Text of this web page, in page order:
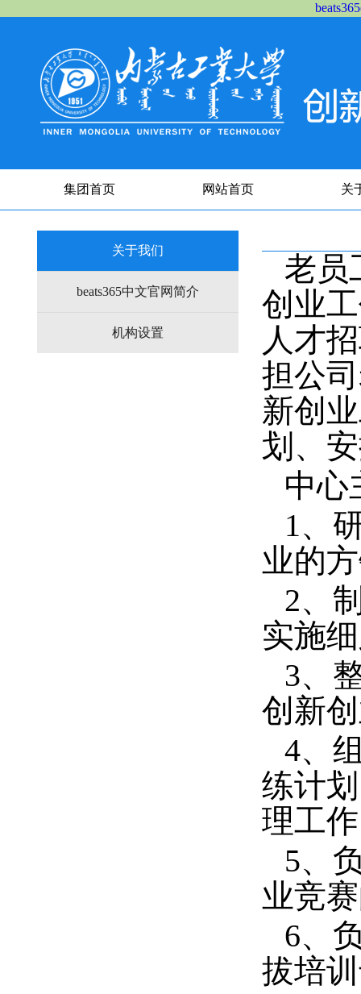
集团首页 网站首页 关
关于我们
beats365中文官网简介
机构设置
老员
创业
人才
担公
新创
划、
中心
1、
业的
2、
实施
3、
创新
4、
练计
理工
5、
业竞
6、
拔培